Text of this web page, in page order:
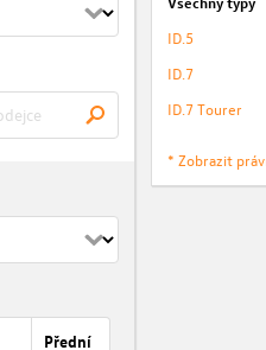
Přední
ID.5
ID.7
ID.7 Tourer
* Zobrazit